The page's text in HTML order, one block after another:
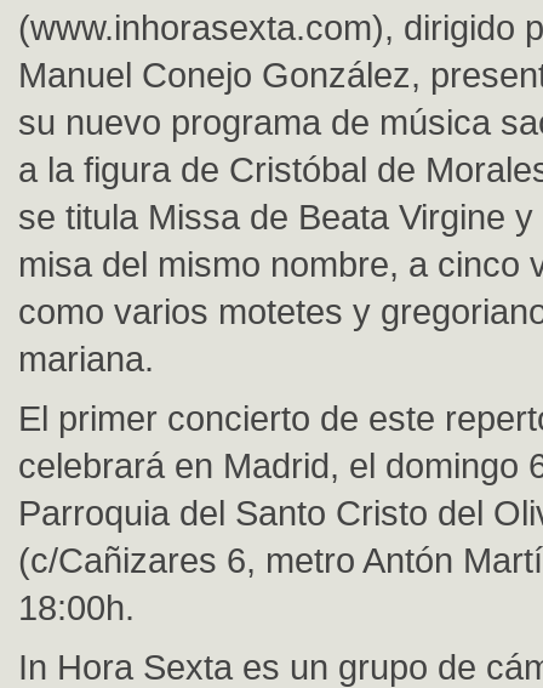
(www.inhorasexta.com), dirigido
Manuel Conejo González,
su nuevo programa de música
a la figura de Cristóbal de
se titula Missa de Beata Virgine
misa del mismo nombre, a cinco
como varios motetes y
mariana.
El primer concierto de este
celebrará en Madrid, el domingo
Parroquia del Santo Cristo del
(c/Cañizares 6, metro Antón
18:00h.
In Hora Sexta es un grupo de